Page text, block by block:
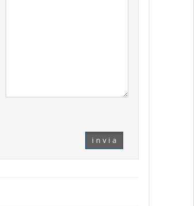
i n v i a